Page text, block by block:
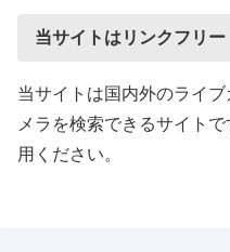
当サイトはリンクフリー
当サイトは国内外のライ
メラを検索できるサイト
用ください。